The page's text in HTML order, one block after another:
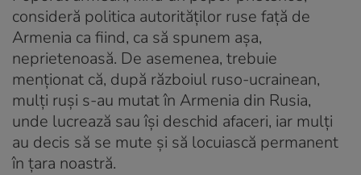
consideră politica autorităților ruse față de
Armenia ca fiind, ca să spunem așa,
neprietenoasă. De asemenea, trebuie
menționat că, după războiul ruso-ucrainean,
mulți ruși s-au mutat în Armenia din Rusia,
unde lucrează sau își deschid afaceri, iar mulți
au decis să se mute și să locuiască permanent
în țara noastră.